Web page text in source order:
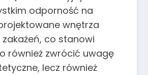
odporność na
wnętrza
co stanowi
również zwrócić uwagę
lecz również